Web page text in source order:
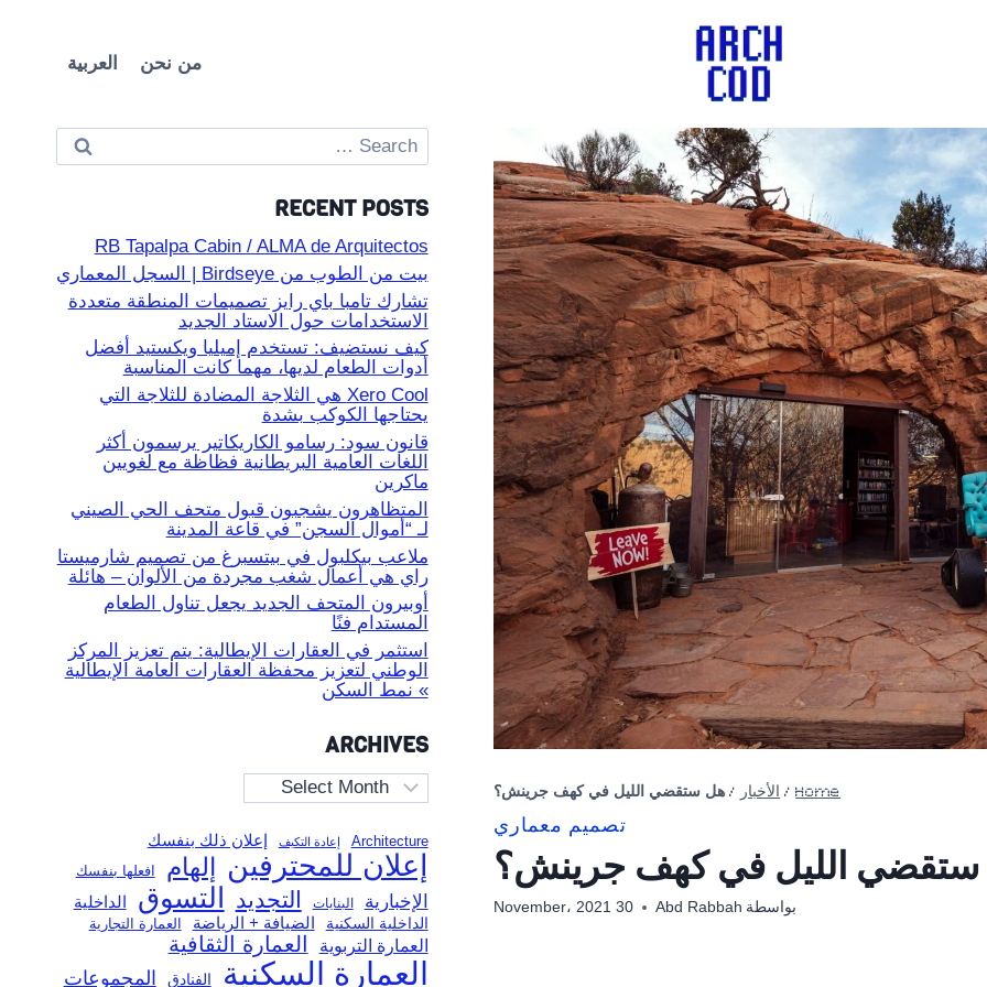
من نحن العربية
Home
/ الأخبار / هل ستقضي الليل في كهف جرينش؟
تصميم معماري
الليل في كهف جرينش؟
بواسطة Abd Rabbah 30 November، 2021
Search
for:
RECENT POSTS
RB Tapalpa Cabin / ALMA de Arquitectos
بيت من الطوب من Birdseye | السجل المعماري
تشارك تامبا باي رايز تصميمات المنطقة متعددة
الاستخدامات حول الاستاد الجديد
كيف نستضيف: تستخدم إميليا ويكستيد أفضل
أدوات الطعام لديها، مهما كانت المناسبة
Xero Cool هي الثلاجة المضادة للثلاجة التي
يحتاجها الكوكب بشدة
قانون سود: رسامو الكاريكاتير يرسمون أكثر
اللغات العامية البريطانية فظاظة مع لغويين
ماكرين
المتظاهرون يشجبون قبول متحف الحي الصيني
لـ “أموال السجن” في قاعة المدينة
ملاعب بيكلبول في بيتسبرغ من تصميم شارميستا
راي هي أعمال شغب مجردة من الألوان – هائلة
أوبيرون المتحف الجديد يجعل تناول الطعام
المستدام فنًا
استثمر في العقارات الإيطالية: يتم تعزيز المركز
الوطني لتعزيز محفظة العقارات العامة الإيطالية
» نمط السكن
ARCHIVES
Archives
Architecture إعادة التكيف إعلان ذلك بنفسك
إعلان للمحترفين إلهام افعلها بنفسك
الإخبارية البنايات التجديد التسوق الداخلية
الداخلية السكنية الضيافة + الرياضة العمارة التجارية
العمارة التربوية العمارة الثقافية
العمارة السكنية الفنادق المجموعات